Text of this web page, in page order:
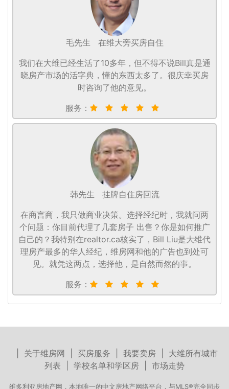
毛先生
在维大旁买房自住
我们在大维已经生活了10多年，但不得不说Bill真是通
晓房产市场的活字典，懂的东西太多了。很庆幸买房
时咨询了他的意见。
服务：
韩先生
挂牌自住房回流
在商言商，我只做商业决策。选择经纪时，我就问两
个问题：你目前代理了几套房子 出售？你是如何推广
自己的？我特别在realtor.ca核实了，Bill Liu是大维代
理房产最多的华人经纪，维房网和他的广告也到处可
见。就凭这两点，选择他，是自然而然的事。
服务：
关于维房网 买房服务 我要卖房
大维所有城市
列表
学校名单和学区房 市场走势
维多利亚房地产网，本地唯一的中文房地产网络平台，与MLS®完全同步